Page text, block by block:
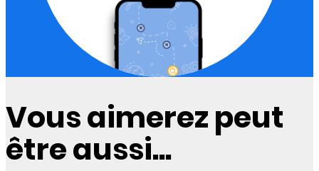
Vous aimerez peut
être aussi...